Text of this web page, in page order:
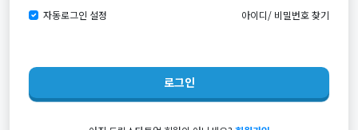
자동로그인 설정 아이디/ 비밀번호 찾기